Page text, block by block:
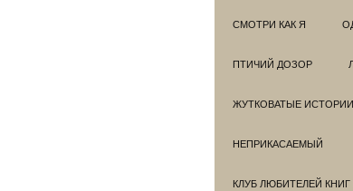
СМОТРИ КАК Я
ПТИЧИЙ ДОЗОР
ЖУТКОВАТЫЕ ИСТОРИИ
НЕПРИКАСАЕМЫЙ
КЛУБ ЛЮБИТЕЛЕЙ